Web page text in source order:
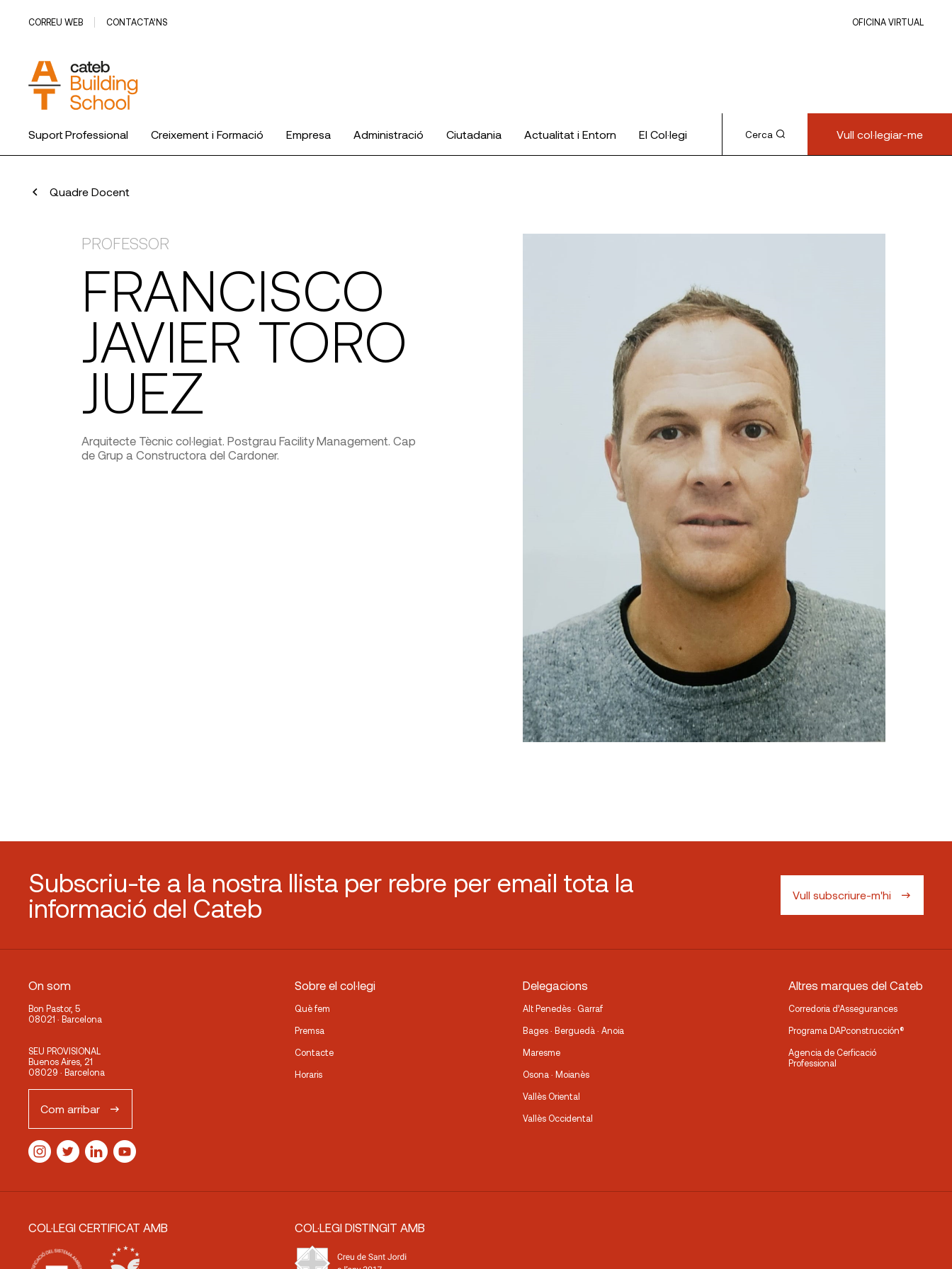
CORREU WEB CONTACTA’NS OFICINA VIRTUAL
Suport Professional Creixement i Formació Empresa Administració Ciutadania Actualitat i Entorn El Col·legi Cerca Vull col·legiar-me
Quadre Docent
PROFESSOR
FRANCISCO
JAVIER TORO
JUEZ
Arquitecte Tècnic col·legiat. Postgrau Facility Management. Cap
de Grup a Constructora del Cardoner.
Subscriu-te a la nostra llista per rebre per email tota la
informació del Cateb
Vull subscriure-m'hi
On som
Bon Pastor, 5
08021 · Barcelona
SEU PROVISIONAL
Buenos Aires, 21
08029 · Barcelona
Com arribar
Sobre el col·legi
Què fem
Premsa
Contacte
Horaris
Delegacions
Alt Penedès · Garraf
Bages · Berguedà · Anoia
Maresme
Osona · Moianès
Vallès Oriental
Vallès Occidental
Altres marques del Cateb
Corredoria d’Assegurances
Programa DAPconstrucción®
Agencia de Cerficació
Professional
COL·LEGI CERTIFICAT AMB COL·LEGI DISTINGIT AMB